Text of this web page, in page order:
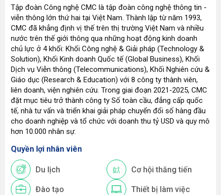
Tập đoàn Công nghệ CMC là tập đoàn công nghệ thông tin -
viễn thông lớn thứ hai tại Việt Nam. Thành lập từ năm 1993,
CMC đã khẳng định vị thế trên thị trường Việt Nam và nhiều
nước trên thế giới thông qua những hoạt động kinh doanh
chủ lực ở 4 khối: Khối Công nghệ & Giải pháp (Technology &
Solution), Khối Kinh doanh Quốc tế (Global Business), Khối
Dịch vụ Viễn thông (Telecommunications), Khối Nghiên cứu &
Giáo dục (Research & Education) với 8 công ty thành viên,
liên doanh, viện nghiên cứu. Trong giai đoạn 2021-2025, CMC
đặt mục tiêu trở thành công ty Số toàn cầu, đẳng cấp quốc
tế, nhà tư vấn và triển khai giải pháp chuyển đổi số hàng đầu
cho doanh nghiệp và tổ chức với doanh thu tỷ USD và quy mô
hơn 10.000 nhân sự.
Quyền lợi nhân viên
Du lịch Cơ hội thăng tiến
Đào tạo Thiết bị làm việc